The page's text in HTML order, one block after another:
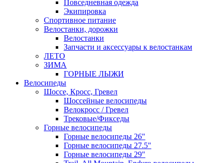
Повседневная одежда
Экипировка
Спортивное питание
Велостанки, дорожки
Велостанки
Запчасти и аксессуары к велостанкам
ЛЕТО
ЗИМА
ГОРНЫЕ ЛЫЖИ
Велосипеды
Шоссе, Кросс, Гревел
Шоссейные велосипеды
Велокросс / Гревел
Трековые/Фикседы
Горные велосипеды
Горные велосипеды 26"
Горные велосипеды 27.5"
Горные велосипеды 29"